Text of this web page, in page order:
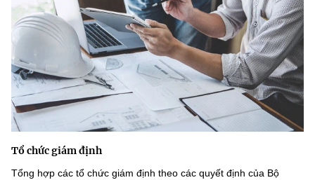
Tổ chức giám định
Tổng hợp các tổ chức giám định theo các quyết định của Bộ